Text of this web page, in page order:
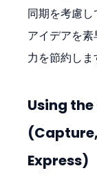
同期を考慮
アイデアを
力を節約しま
Using
Express)